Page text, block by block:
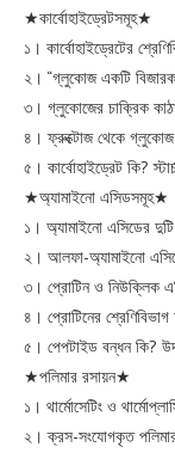
★কার্বোহাইড্রেটসমূহ★
১। কার্বোহাইড্রেটের
২। “গ্লুকোজ একটি বিজারক
৩। গ্লুকোজের চাক্রিক
৪। ফ্রুক্টোজ থেকে গ্লুকোজ
৫। কার্বোহাইড্রেট কি?
★অ্যামাইনো এসিডসমূহ★
১। অ্যামাইনো এসিডের
২। আলফা-অ্যামাইনো
৩। প্রোটিন ও নিউক্লিক
৪। প্রোটিনের
৫। পেপটাইড বন্ধন কি?
★পলিমার রসায়ন★
১। থার্মোসেটিং ও
২। ক্রস-সংযোগকৃত